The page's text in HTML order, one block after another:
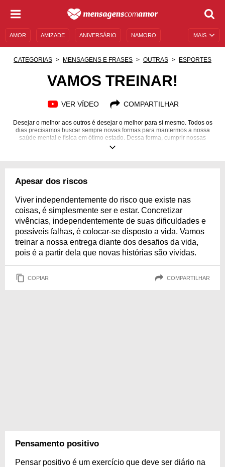
MAIS
AMOR AMIZADE ANIVERSÁRIO NAMORO
CATEGORIAS MENSAGENS E FRASES OUTRAS ESPORTES
VAMOS TREINAR!
VER VÍDEO COMPARTILHAR
Desejar o melhor aos outros é desejar o melhor para si mesmo. Todos os
dias precisamos buscar sempre novas formas para mantermos a nossa
saúde mental e física em ótimo estado. Dessa forma, cumprir nossas
tarefas e comparecer em nossos compromissos acaba ficando muito mais
todos os dias. Confira estas mensagens que separamos para você atrair
Apesar dos riscos
Viver independentemente do risco que existe nas
coisas, é simplesmente ser e estar. Concretizar
vivências, independentemente de suas dificuldades e
possíveis falhas, é colocar-se disposto a vida. Vamos
treinar a nossa entrega diante dos desafios da vida,
pois é a partir dela que novas histórias são vividas.
COPIAR COMPARTILHAR
Pensamento positivo
Pensar positivo é um exercício que deve ser diário na